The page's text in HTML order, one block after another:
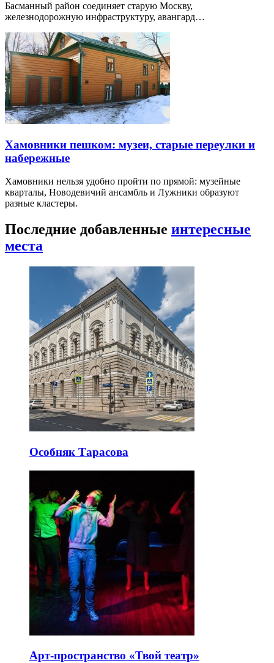
Басманный район соединяет старую Москву,
железнодорожную инфраструктуру, авангард…
Хамовники пешком: музеи, старые переулки и
набережные
Хамовники нельзя удобно пройти по прямой: музейные
кварталы, Новодевичий ансамбль и Лужники образуют
разные кластеры.
Последние добавленные интересные
места
Особняк Тарасова
Арт-пространство «Твой театр»